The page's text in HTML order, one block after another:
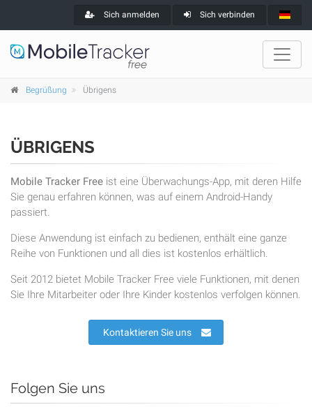
Sich anmelden Sich verbinden
Begrüßung Übrigens
ÜBRIGENS
Mobile Tracker Free ist eine Überwachungs-App, mit deren Hilfe
Sie genau erfahren können, was auf einem Android-Handy
passiert.
Diese Anwendung ist einfach zu bedienen, enthält eine ganze
Reihe von Funktionen und all dies ist kostenlos erhältlich.
Seit 2012 bietet Mobile Tracker Free viele Funktionen, mit denen
Sie Ihre Mitarbeiter oder Ihre Kinder kostenlos verfolgen können.
Kontaktieren Sie uns
Folgen Sie uns